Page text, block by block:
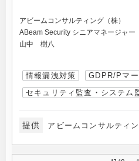
アビームコンサルティング（株）
ABeam Security シニアマネージャー
山中 樹八
情報漏洩対策
GDPR/Pマ
セキュリティ監査・システム
提供 アビームコンサルティ